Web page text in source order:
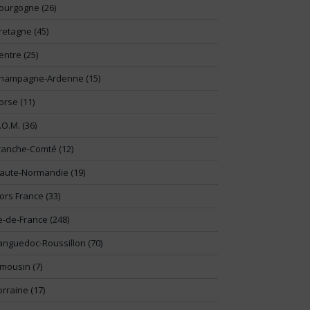
(26)
(45)
(25)
Ardenne (15)
(11)
(36)
Comté (12)
Normandie (19)
France (33)
de-France (248)
Roussillon (70)
(7)
(17)